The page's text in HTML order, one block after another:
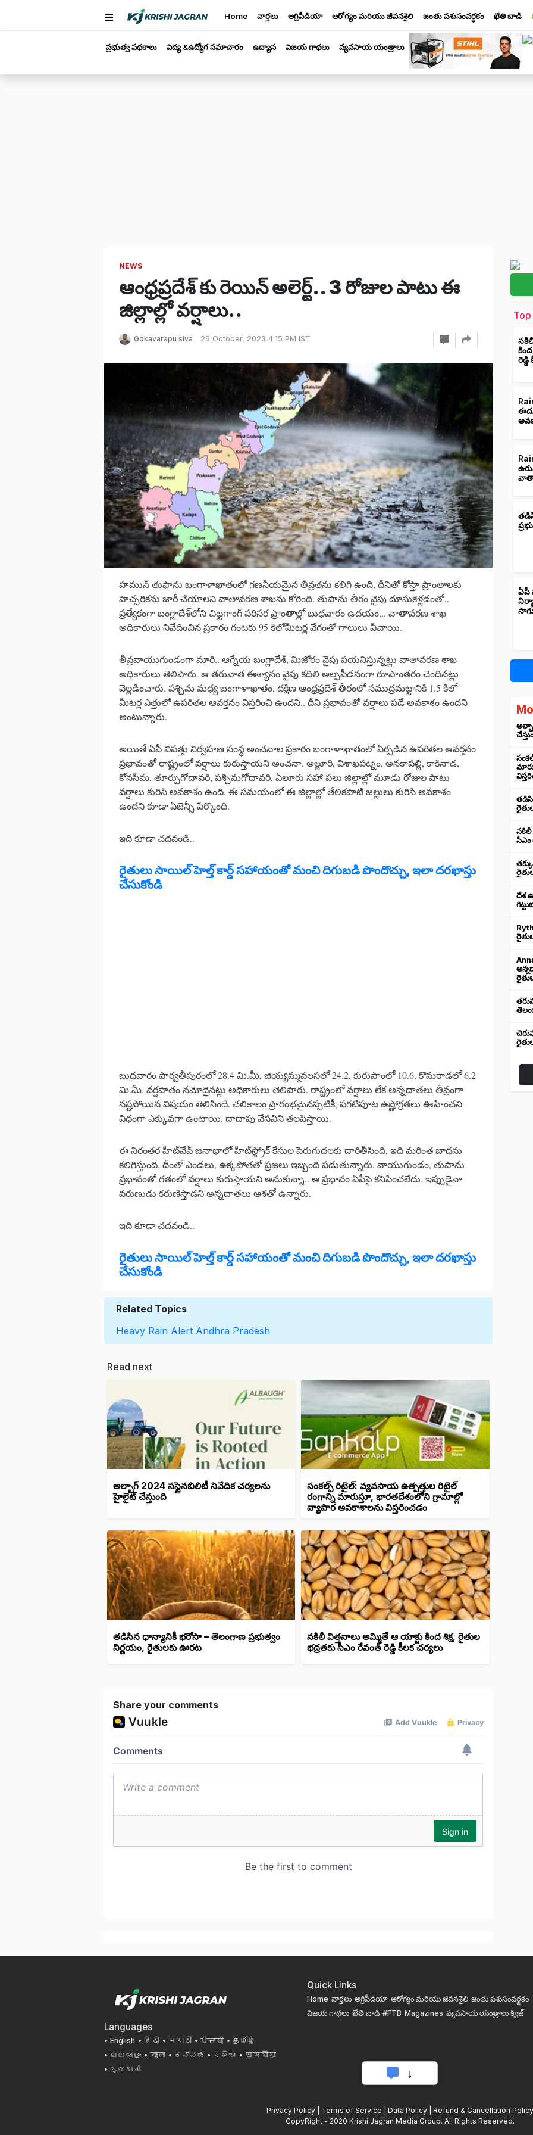
Home వార్తలు అగ్రిపీడియా ఆరోగ్యం మరియు జీవనశైలి జంతు పశుసంవర్ధకం ఖేతి బాడి
ప్రభుత్వ పథకాలు విద్య &ఉద్యోగ సమాచారం ఉద్యాన విజయ గాథలు వ్యవసాయ యంత్రాలు
NEWS
ఆంధ్రప్రదేశ్ కు రెయిన్ అలెర్ట్.. 3 రోజుల పాటు ఈ
జిల్లాల్లో వర్షాలు..
Gokavarapu siva 26 October, 2023 4:15 PM IST
హమున్ తుఫాను బంగాళాఖాతంలో గణనీయమైన తీవ్రతను కలిగి ఉంది, దీనితో కోస్తా ప్రాంతాలకు
హెచ్చరికను జారీ చేయాలని వాతావరణ శాఖను కోరింది. తుపాను తీరం వైపు దూసుకెళ్లడంతో..
ప్రత్యేకంగా బంగ్లాదేశ్‌లోని చిట్టగాంగ్‌ పరిసర ప్రాంతాల్లో బుధవారం ఉదయం... వాతావరణ శాఖ
అధికారులు నివేదించిన ప్రకారం గంటకు 95 కిలోమీటర్ల వేగంతో గాలులు వీచాయి.
తీవ్రవాయుగుండంగా మారి.. ఆగ్నేయ బంగ్లాదేశ్‌, మిజోరం వైపు పయనిస్తున్నట్లు వాతావరణ శాఖ
అధికారులు తెలిపారు. ఆ తరువాత ఈశ్యానం వైపు కదిలి అల్పపీడనంగా రూపాంతరం చెందినట్లు
వెల్లడించారు. పశ్చిమ మధ్య బంగాళాఖాతం, దక్షిణ ఆంధ్రప్రదేశ్‌ తీరంలో సముద్రమట్టానికి 1.5 కిలో
మీటర్ల ఎత్తులో ఉపరితల ఆవర్తనం విస్తరించి ఉందని.. దీని ప్రభావంతో వర్షాలు పడే అవకాశం ఉందని
అంటున్నారు.
అయితే ఏపీ విపత్తు నిర్వహణ సంస్థ అంచనాల ప్రకారం బంగాళాఖాతంలో ఏర్పడిన ఉపరితల ఆవర్తనం
ప్రభావంతో రాష్ట్రంలో వర్షాలు కురుస్తాయని అంచనా. అల్లూరి, విశాఖపట్నం, అనకాపల్లి, కాకినాడ,
కోనసీమ, తూర్పుగోదావరి, పశ్చిమగోదావరి, ఏలూరు సహా పలు జిల్లాల్లో మూడు రోజుల పాటు
వర్షాలు కురిసే అవకాశం ఉంది. ఈ సమయంలో ఈ జిల్లాల్లో తేలికపాటి జల్లులు కురిసే అవకాశం
ఉందని కూడా ఏజెన్సీ పేర్కొంది.
ఇది కూడా చదవండి..
రైతులు సాయిల్ హెల్త్ కార్డ్ సహాయంతో మంచి దిగుబడి పొందొచ్చు, ఇలా దరఖాస్తు
చేసుకోండి
బుధవారం పార్వతీపురంలో 28.4 మి.మీ, జియ్యమ్మవలసలో 24.2, కురుపాంలో 10.6, కొమరాడలో 6.2
మి.మీ. వర్షపాతం నమోదైనట్లు అధికారులు తెలిపారు. రాష్ట్రంలో వర్షాలు లేక అన్నదాతలు తీవ్రంగా
నష్టపోయిన విషయం తెలిసిందే. చలికాలం ప్రారంభమైనప్పటికీ, పగటిపూట ఉష్ణోగ్రతలు ఊహించని
విధంగా ఎక్కువగా ఉంటాయి, దాదాపు వేసవిని తలపిస్తాయి.
ఈ నిరంతర హీట్‌వేవ్ జనాభాలో హీట్‌స్ట్రోక్ కేసుల పెరుగుదలకు దారితీసింది, ఇది మరింత బాధను
కలిగిస్తుంది. దీంతో ఎండలు, ఉక్కపోతతో ప్రజలు ఇబ్బంది పడుతున్నారు. వాయుగుండం, తుపాను
ప్రభావంతో గతంలో వర్షాలు కురుస్తాయని అనుకున్నా.. ఆ ప్రభావం ఏపీపై కనిపించలేదు. ఇప్పుడైనా
వరుణుడు కరుణిస్తాడని అన్నదాతలు ఆశతో ఉన్నారు.
ఇది కూడా చదవండి..
రైతులు సాయిల్ హెల్త్ కార్డ్ సహాయంతో మంచి దిగుబడి పొందొచ్చు, ఇలా దరఖాస్తు
చేసుకోండి
Related Topics
Heavy Rain Alert Andhra Pradesh
Read next
అల్బాగ్ 2024 సస్టైనబిలిటీ నివేదిక చర్యలను
హైలైట్ చేస్తుంది
సంకల్ప్ రిటైల్: వ్యవసాయ ఉత్పత్తుల రిటైల్
రంగాన్ని మారుస్తూ, భారతదేశంలోని గ్రామాల్లో
వ్యాపార అవకాశాలను విస్తరించడం
తడిసిన ధాన్యానికీ భరోసా – తెలంగాణ ప్రభుత్వం
నిర్ణయం, రైతులకు ఊరట
నకిలీ విత్తనాలు అమ్మితే ఆ యాక్టు కింద శిక్ష, రైతుల
భద్రతకు సీఎం రేవంత్ రెడ్డి కీలక చర్యలు
Share your comments
రెడ్డి
ఏపీ
నకిలీ
సీఎం
దేశ
Languages
English हिंदी मराठी ਪੰਜਾਬੀ
தமிழ்
മലയാളം
বাংলা ಕನ್ನಡ ଓଡିଆ
অসমীয়া
ગુજરાતી
Quick Links
Home వార్తలు అగ్రిపీడియా ఆరోగ్యం మరియు జీవనశైలి జంతు పశుసంవర్ధకం
విజయ గాథలు ఖేతి బాడి #FTB Magazines వ్యవసాయ యంత్రాలుక్విజ్
Privacy Policy| Terms of Service Data Policy| Refund & Cancellation Policy
CopyRight - 2020 Krishi Jagran Media Group. All Rights Reserved.